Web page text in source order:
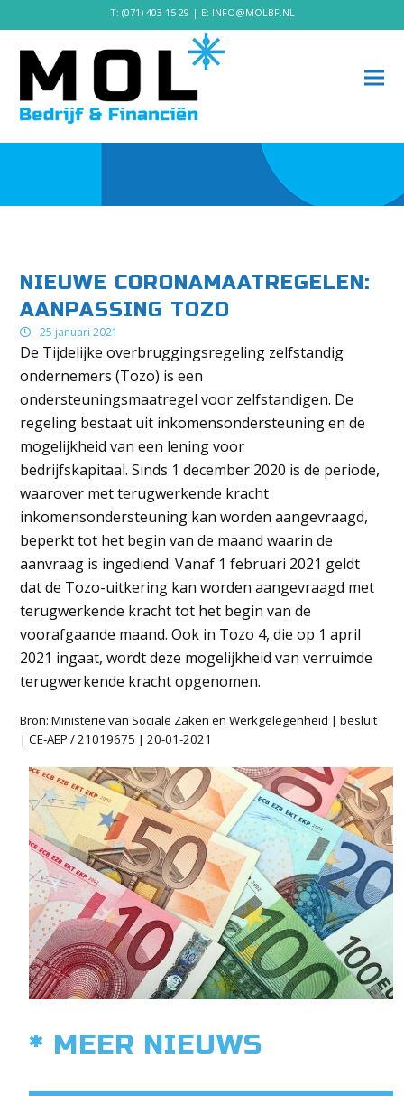
T: (071) 403 15 29 | E: INFO@MOLBF.NL
NIEUWE CORONAMAATREGELEN:
AANPASSING TOZO
25 januari 2021
De Tijdelijke overbruggingsregeling zelfstandig
ondernemers (Tozo) is een
ondersteuningsmaatregel voor zelfstandigen. De
regeling bestaat uit inkomensondersteuning en de
mogelijkheid van een lening voor
bedrijfskapitaal. Sinds 1 december 2020 is de periode,
waarover met terugwerkende kracht
inkomensondersteuning kan worden aangevraagd,
beperkt tot het begin van de maand waarin de
aanvraag is ingediend. Vanaf 1 februari 2021 geldt
dat de Tozo-uitkering kan worden aangevraagd met
terugwerkende kracht tot het begin van de
voorafgaande maand. Ook in Tozo 4, die op 1 april
2021 ingaat, wordt deze mogelijkheid van verruimde
terugwerkende kracht opgenomen.
Bron: Ministerie van Sociale Zaken en Werkgelegenheid | besluit
| CE-AEP / 21019675 | 20-01-2021
* MEER NIEUWS